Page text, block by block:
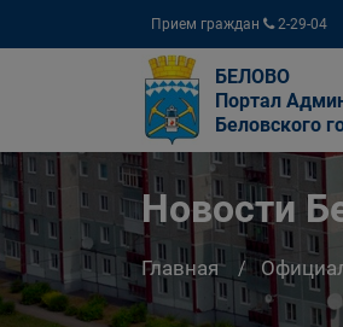
Прием граждан 2-29-04
БЕЛОВО
Портал
Беловского
Новости
Главная